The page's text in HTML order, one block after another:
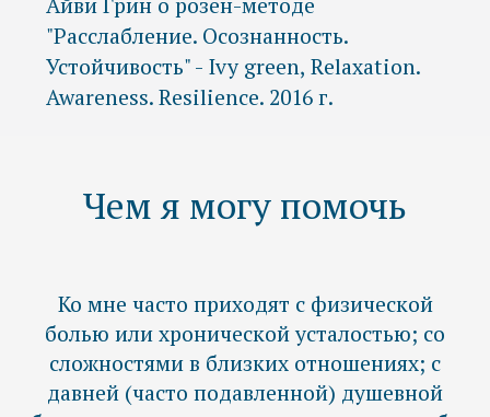
Публикации
Посмотреть →